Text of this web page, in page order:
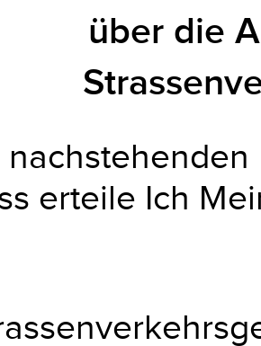
über die
erteile Ich